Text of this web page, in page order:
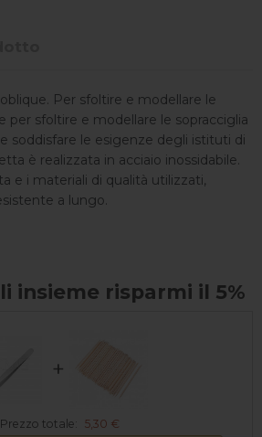
Per sfoltire e modellare le
per sfoltire e modellare le sopracciglia
soddisfare le esigenze degli istituti di
è realizzata in acciaio inossidabile.
e i materiali di qualità utilizzati,
a lungo.
insieme risparmi il 5%
+
Prezzo totale: 5,30 €